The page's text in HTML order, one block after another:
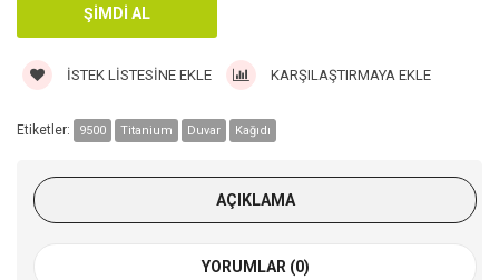
İSTEK LISTESINE EKLE KARŞILAŞTIRMAYA EKLE
Etiketler: 9500 Titanium Duvar Kağıdı
AÇIKLAMA
YORUMLAR (0)